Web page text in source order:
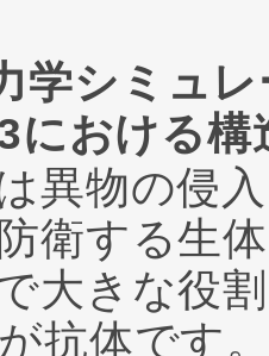
学シミュ
における構
異物の侵
衛する生
大きな役
抗体です